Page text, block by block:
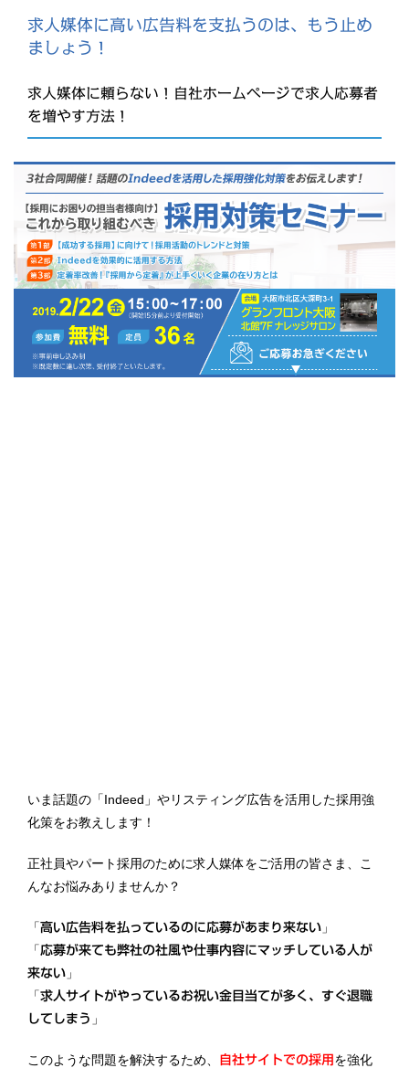
求人媒体に高い広告料を支払うのは、もう止め
ましょう！
求人媒体に頼らない！自社ホームページで求人応募者
を増やす方法！
いま話題の「Indeed」やリスティング広告を活用した採用強
化策をお教えします！
正社員やパート採用のために求人媒体をご活用の皆さま、こ
んなお悩みありませんか？
「高い広告料を払っているのに応募があまり来ない 」
「 応募が来ても弊社の社風や仕事内容にマッチしている人が
来ない 」
「求人サイトがやっているお祝い金目当てが多く、すぐ退職
してしまう 」
このような問題を解決するため、 自社サイトでの採用 を強化